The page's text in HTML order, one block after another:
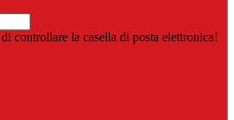
controllare la casella di posta elettronica!